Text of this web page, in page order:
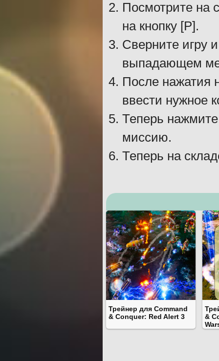
Посмотрите на
на кнопку [P].
Сверните игру
выпадающем
После нажатия
ввести нужное
Теперь
миссию.
Теперь на
Трейнер для Command
& Conquer: Red Alert 3
&